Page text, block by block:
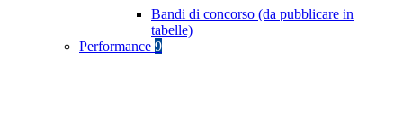
Bandi di concorso (da pubblicare in
tabelle)
Performance 9